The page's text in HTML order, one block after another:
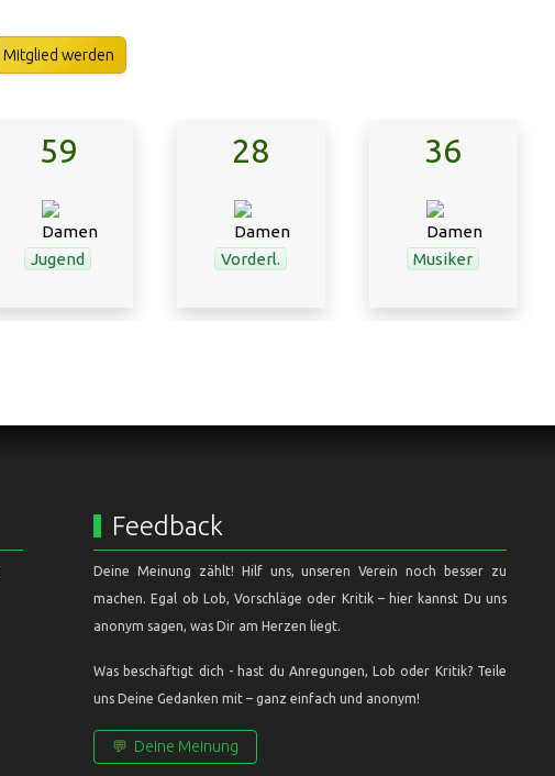
Mitglied werden
59
Jugend
28
Vorderl.
36
Musiker
Feedback
Deine Meinung zählt! Hilf uns, unseren Verein noch besser zu
machen. Egal ob Lob, Vorschläge oder Kritik – hier kannst Du uns
anonym sagen, was Dir am Herzen liegt.
Was beschäftigt dich - hast du Anregungen, Lob oder Kritik? Teile
uns Deine Gedanken mit – ganz einfach und anonym!
💬 Deine Meinung